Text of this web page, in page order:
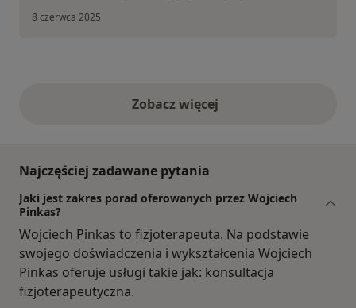
8 czerwca 2025
Zobacz więcejopinie powyżej
Najczęściej zadawane pytania
Jaki jest zakres porad oferowanych przez Wojciech
Pinkas?
Wojciech Pinkas to fizjoterapeuta. Na podstawie
swojego doświadczenia i wykształcenia Wojciech
Pinkas oferuje usługi takie jak: konsultacja
fizjoterapeutyczna.